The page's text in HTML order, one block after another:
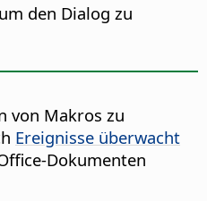
den Dialog zu
von Makros zu
Ereignisse überwacht
Dokumenten